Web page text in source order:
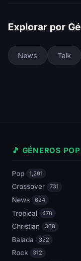
Explorar por
News Talk
🎵 GÉNEROS
Pop 1,291
Crossover 731
News 624
Tropical 478
Christian 368
Balada 322
Rock 312